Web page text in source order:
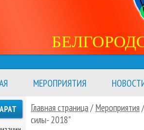
МЕРОПРИЯТИЯ
Главная страница/ Мероприятия
силы- 2018"